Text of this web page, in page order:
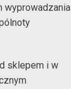
wyprowadzania
sklepem i w